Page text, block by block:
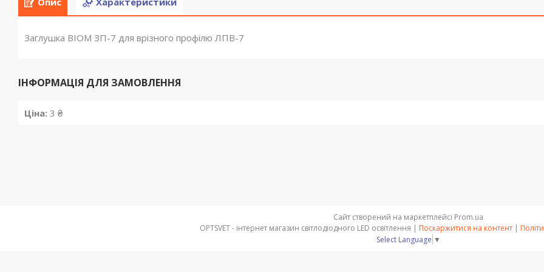
Заглушка BIOM ЗП-7 для врізного профілю ЛПВ-7
ІНФОРМАЦІЯ ДЛЯ ЗАМОВЛЕННЯ
Ціна: 3 ₴
Сайт створений на маркетплейсі Prom.ua
OPTSVET - інтернет магазин світлодіодного LED освітлення | Поскаржитися на контент |
Select Language ▼